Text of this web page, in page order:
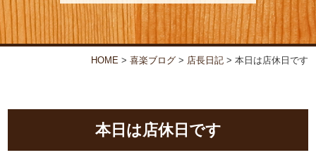
お弁当・オードブル 喜楽について
店舗情報 喜楽ブログ
HOME> 喜楽ブログ> 店⾧日記> 本日は店休日です
本日は店休日です